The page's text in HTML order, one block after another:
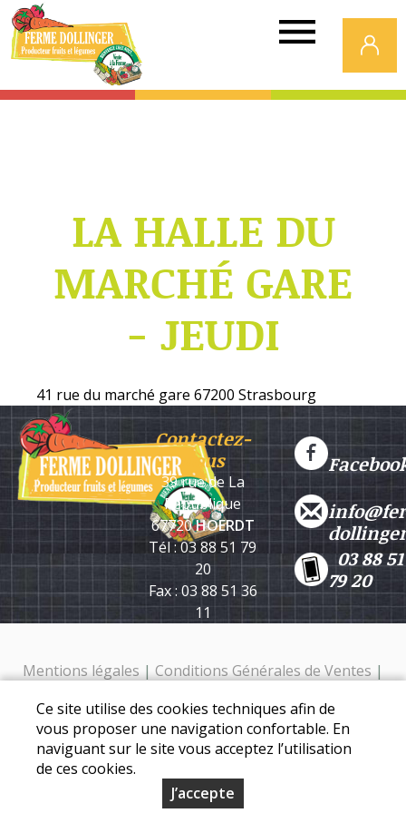
LA HALLE DU
MARCHÉ GARE
- JEUDI
41 rue du marché gare 67200 Strasbourg
Contactez-
nous
39 rue de La
République
67720HOERDT
Tél : 03 88 51 79
20
Fax : 03 88 51 36
11
03 88 51
79 20
Mentions légales | Conditions Générales de Ventes |
Ferme Dollinger - 39 rue de la république - 67720 Hoerdt -
Tél. : 03 88 51 79 20
© Copyright 2026 - Ferme Dollinger - Tous droits réservés -
Ce site utilise des cookies techniques afin de
vous proposer une navigation confortable. En
naviguant sur le site vous acceptez l’utilisation
de ces cookies.
J’accepte